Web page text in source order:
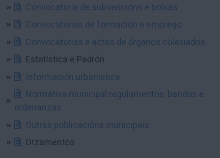
Convocatoria de subvencións e bolsas
Convocatorias de formación e emprego
Convocatorias e actas de órganos colexiados
Estatística e Padrón
Información urbanística
Normativa municipal:regulamentos, bandos e
ordenanzas
Outras publicacións municipais
Orzamentos